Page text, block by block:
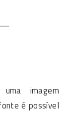
imagem
é possível